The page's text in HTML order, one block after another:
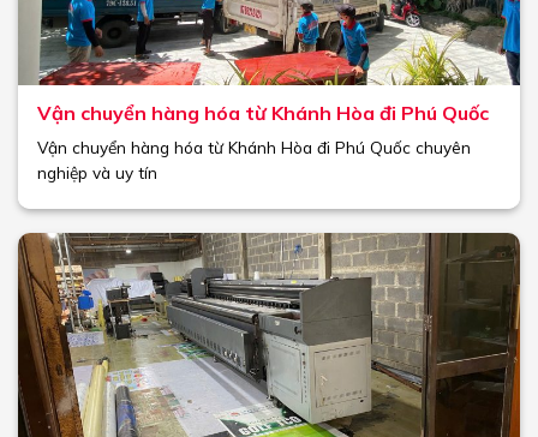
Vận chuyển hàng hóa từ Khánh Hòa đi Phú Quốc
Vận chuyển hàng hóa từ Khánh Hòa đi Phú Quốc chuyên
nghiệp và uy tín